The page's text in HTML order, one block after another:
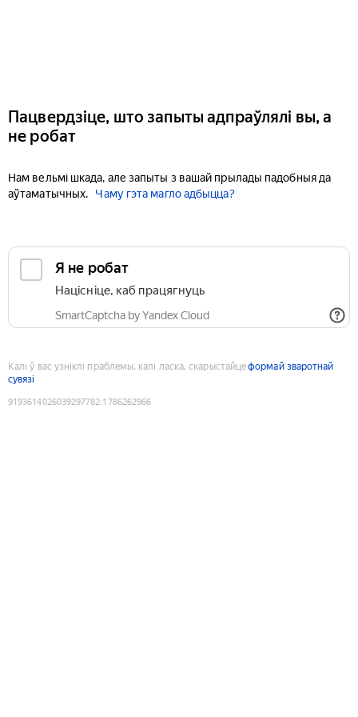
Пацвердзіце, што запыты адпраўлялі вы, а
не робат
Нам вельмі шкада, але запыты з вашай прылады падобныя да
аўтаматычных.
Чаму гэта магло адбыцца?
Я не робат
Націсніце, каб працягнуць
SmartCaptcha by Yandex Cloud
Калі ў вас узніклі праблемы, калі ласка, скарыстайцеформай зваротнай
сувязі
9193614026039297782:1786262966